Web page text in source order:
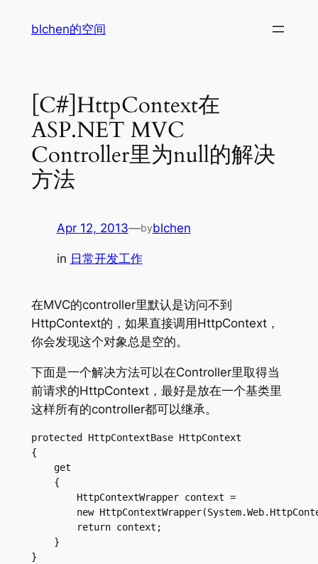
blchen的空间
[C#]HttpContext在
ASP.NET MVC
Controller里为null的解决
方法
Apr 12, 2013—byblchen
in 日常开发工作
在MVC的controller里默认是访问不到
HttpContext的，如果直接调用HttpContext，
你会发现这个对象总是空的。
下面是一个解决方法可以在Controller里取得当
前请求的HttpContext，最好是放在一个基类里
这样所有的controller都可以继承。
protected HttpContextBase HttpContext
{
    get
    {
        HttpContextWrapper context =
new
        return context;
    }